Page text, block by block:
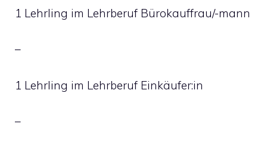
1 Lehrling im Lehrberuf Bürokauffrau/-mann
–
1 Lehrling im Lehrberuf Einkäufer:in
–